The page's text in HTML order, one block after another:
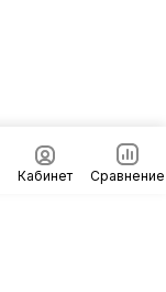
Кабинет Сравнение